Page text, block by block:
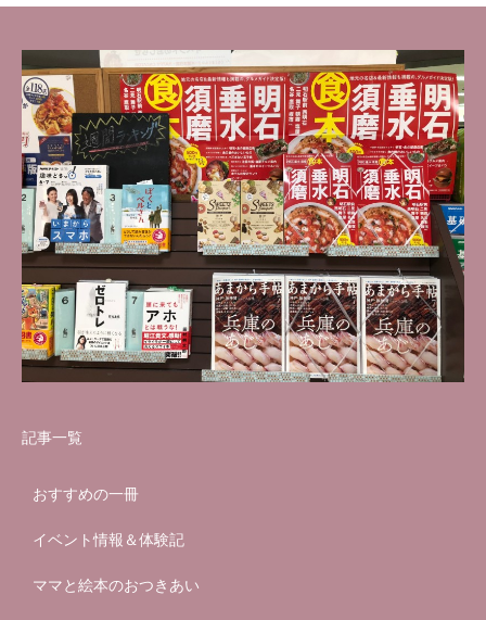
記事一覧
おすすめの一冊
イベント情報＆体験記
ママと絵本のおつきあい